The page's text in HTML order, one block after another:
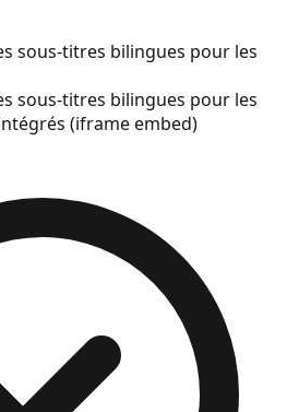
sous-titres bilingues pour les
sous-titres bilingues pour les
(iframe embed)